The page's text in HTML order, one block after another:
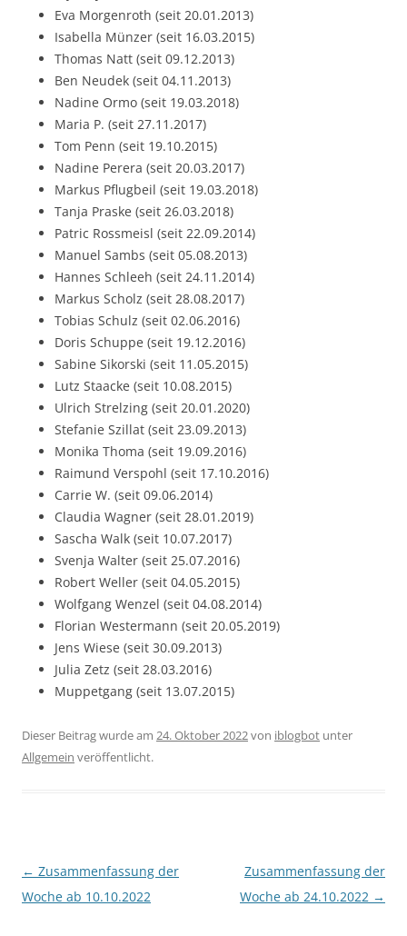
Eva Morgenroth (seit 20.01.2013)
Isabella Münzer (seit 16.03.2015)
Thomas Natt (seit 09.12.2013)
Ben Neudek (seit 04.11.2013)
Nadine Ormo (seit 19.03.2018)
Maria P. (seit 27.11.2017)
Tom Penn (seit 19.10.2015)
Nadine Perera (seit 20.03.2017)
Markus Pflugbeil (seit 19.03.2018)
Tanja Praske (seit 26.03.2018)
Patric Rossmeisl (seit 22.09.2014)
Manuel Sambs (seit 05.08.2013)
Hannes Schleeh (seit 24.11.2014)
Markus Scholz (seit 28.08.2017)
Tobias Schulz (seit 02.06.2016)
Doris Schuppe (seit 19.12.2016)
Sabine Sikorski (seit 11.05.2015)
Lutz Staacke (seit 10.08.2015)
Ulrich Strelzing (seit 20.01.2020)
Stefanie Szillat (seit 23.09.2013)
Monika Thoma (seit 19.09.2016)
Raimund Verspohl (seit 17.10.2016)
Carrie W. (seit 09.06.2014)
Claudia Wagner (seit 28.01.2019)
Sascha Walk (seit 10.07.2017)
Svenja Walter (seit 25.07.2016)
Robert Weller (seit 04.05.2015)
Wolfgang Wenzel (seit 04.08.2014)
Florian Westermann (seit 20.05.2019)
Jens Wiese (seit 30.09.2013)
Julia Zetz (seit 28.03.2016)
Muppetgang (seit 13.07.2015)
Dieser Beitrag wurde am 24. Oktober 2022von iblogbot unter
Allgemein veröffentlicht.
Beitragsnavigation
← Zusammenfassung der
Woche ab 10.10.2022
Zusammenfassung der
Woche ab 24.10.2022 →